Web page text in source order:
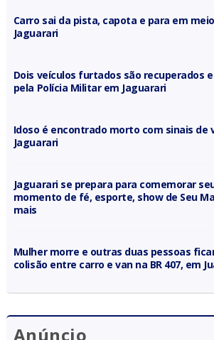
Carro sai da pista, capota e para em
Jaguarari
Dois veículos furtados são recuperados
pela Polícia Militar em Jaguarari
Idoso é encontrado morto com sinais de
Jaguarari
Jaguarari se prepara para comemorar
momento de fé, esporte, show de Seu
mais
Mulher morre e outras duas pessoas
colisão entre carro e van na BR 407, em
Anúncio